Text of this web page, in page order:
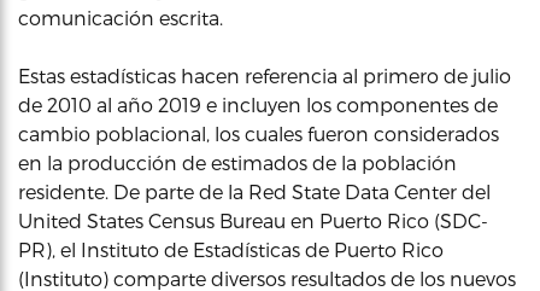
comunicación escrita.
Estas estadísticas hacen referencia al primero de julio
de 2010 al año 2019 e incluyen los componentes de
cambio poblacional, los cuales fueron considerados
en la producción de estimados de la población
residente. De parte de la Red State Data Center del
United States Census Bureau en Puerto Rico (SDC-
PR), el Instituto de Estadísticas de Puerto Rico
(Instituto) comparte diversos resultados de los nuevos